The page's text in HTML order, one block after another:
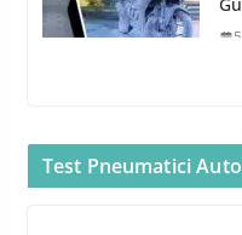
Test Pneumatici Auto